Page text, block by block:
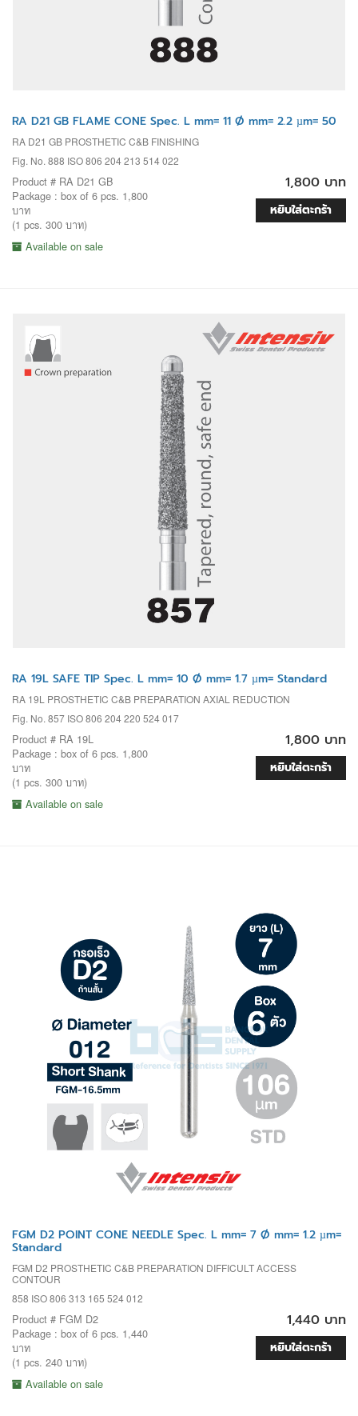
RA D21 GB FLAME CONE Spec. L mm= 11 Ø mm= 2.2 µm= 50
RA D21 GB PROSTHETIC C&B FINISHING
Fig. No. 888 ISO 806 204 213 514 022
Product # RA D21 GB
Package : box of 6 pcs. 1,800
บาท
(1 pcs. 300 บาท)
Available on sale
1,800 บาท
หยิบใส่ตะกร้า
RA 19L SAFE TIP Spec. L mm= 10 Ø mm= 1.7 µm= Standard
RA 19L PROSTHETIC C&B PREPARATION AXIAL REDUCTION
Fig. No. 857 ISO 806 204 220 524 017
Product # RA 19L
Package : box of 6 pcs. 1,800
บาท
(1 pcs. 300 บาท)
Available on sale
1,800 บาท
หยิบใส่ตะกร้า
FGM D2 POINT CONE NEEDLE Spec. L mm= 7 Ø mm= 1.2 µm=
Standard
FGM D2 PROSTHETIC C&B PREPARATION DIFFICULT ACCESS
CONTOUR
858 ISO 806 313 165 524 012
Product # FGM D2
Package : box of 6 pcs. 1,440
บาท
(1 pcs. 240 บาท)
Available on sale
1,440 บาท
หยิบใส่ตะกร้า